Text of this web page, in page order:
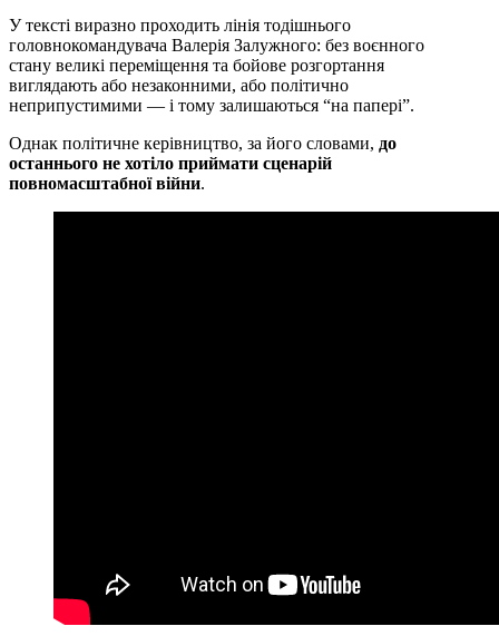
У тексті виразно проходить лінія тодішнього
головнокомандувача Валерія Залужного: без воєнного
стану великі переміщення та бойове розгортання
виглядають або незаконними, або політично
неприпустимими — і тому залишаються “на папері”.
Однак політичне керівництво, за його словами, до
останнього не хотіло приймати сценарій
повномасштабної війни.